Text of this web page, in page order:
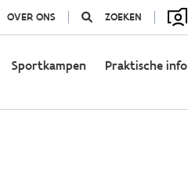
OVER ONS ZOEKEN
Sportkampen Praktische info